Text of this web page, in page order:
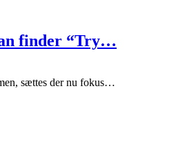
finder “Try…
sættes der nu fokus…